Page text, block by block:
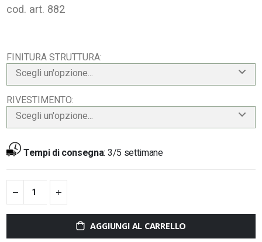
cod. art. 882
FINITURA STRUTTURA
Scegli un'opzione...
RIVESTIMENTO
Scegli un'opzione...
Tempi di consegna: 3/5 settimane
AGGIUNGI AL CARRELLO